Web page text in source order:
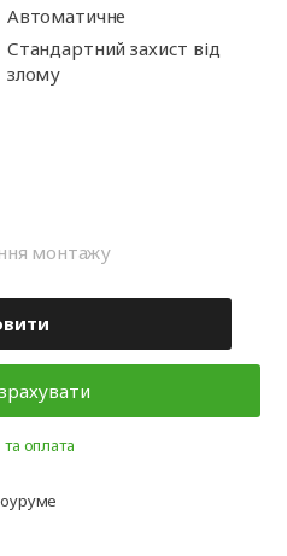
Автоматичне
Стандартний захист від
злому
монтажу
оплата